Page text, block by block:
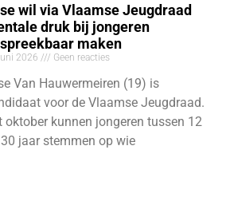
wil via Vlaamse Jeugdraad
druk bij jongeren
maken
2026 Geen reacties
Van Hauwermeiren (19) is
voor de Vlaamse Jeugdraad.
oktober kunnen jongeren tussen 12
jaar stemmen op wie